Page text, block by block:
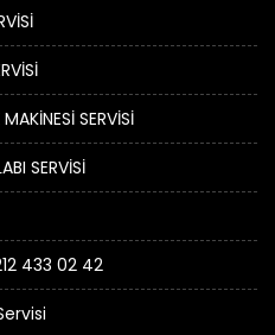
SERVİSİ
SERVİSİ
433 02 42